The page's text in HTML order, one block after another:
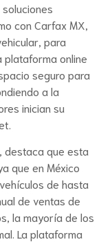
con Carfax MX,
para
plataforma online
seguro para
a la
inician su
destaca que esta
que en México
de hasta
de ventas de
la mayoría de los
La plataforma